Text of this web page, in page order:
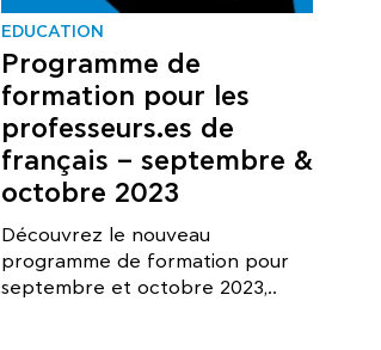
EDUCATION
Programme de
formation pour les
professeurs.es de
français – septembre &
octobre 2023
Découvrez le nouveau
programme de formation pour
septembre et octobre 2023,..